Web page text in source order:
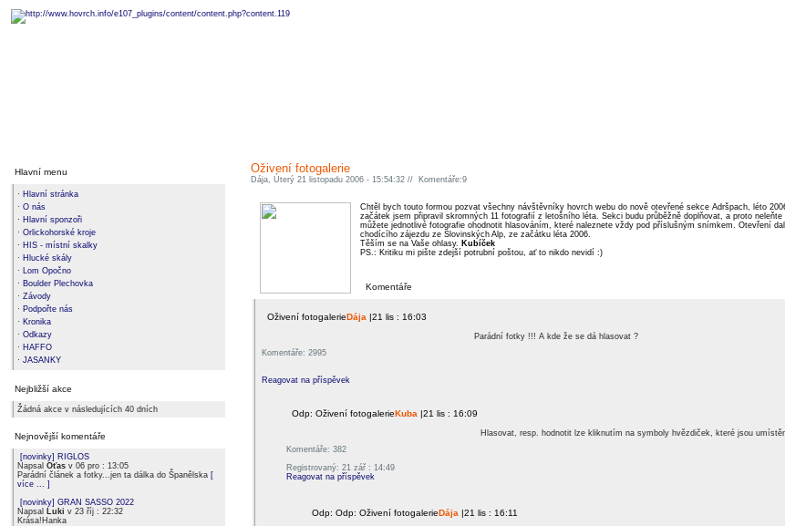
Hlavní menu
· Hlavní stránka
· O nás
· Hlavní sponzoři
· Orlickohorské kroje
· HIS - místní skalky
· Hlucké skály
· Lom Opočno
· Boulder Plechovka
· Závody
· Podpořte nás
· Kronika
· Odkazy
· HAFFO
· JASANKY
Nejbližší akce
Žádná akce v následujících 40 dních
Nejnovější komentáře
[novinky] RIGLOS
Napsal Oťas v 06 pro : 13:05
Parádní článek a fotky...jen ta dálka do Španělska [
více ... ]
[novinky] GRAN SASSO 2022
Napsal
Luki v 23 říj : 22:32
Krása!Hanka
Oživení fotogalerie
Dája, Úterý 21 listopadu 2006 - 15:54:32 // Komentáře:9
Chtěl bych touto formou pozvat všechny návštěvníky hovrch webu do nově otevřené sekce Adršpach, léto
začátek jsem připravil skromných 11 fotografií z letošního léta. Sekci budu průběžně doplňovat, a proto
můžete jednotlivé fotografie ohodnotit hlasováním, které naleznete vždy pod příslušným snímkem. Otevření
chodícího zájezdu ze Slovinských Alp, ze začátku léta 2006.
Těším se na Vaše ohlasy. Kubíček
PS.: Kritiku mi pište zdejší potrubní poštou, ať to nikdo nevidí :)
Komentáře
Oživení fotogalerieDája |21 lis : 16:03
Komentáře: 2995
Reagovat na příspěvek
Parádní fotky !!! A kde že se dá hlasovat ?
Odp: Oživení fotogalerieKuba |21 lis : 16:09
Komentáře: 382
Registrovaný: 21 zář : 14:49
Reagovat na příspěvek
Hlasovat, resp. hodnotit lze kliknutím na symboly hvězdiček, které jsou
Odp: Odp: Oživení fotogalerieDája |21 lis : 16:11